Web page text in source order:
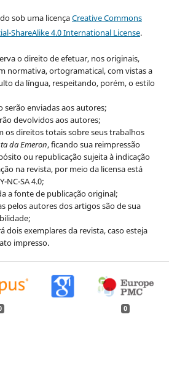
sob uma licençaCreative Commons
ShareAlike 4.0 International License.
o direito de efetuar, nos originais,
normativa, ortogramatical, com vistas a
da língua, respeitando, porém, o estilo
serão enviadas aos autores;
devolvidos aos autores;
os direitos totais sobre seus trabalhos
da Emeron, ficando sua reimpressão
ou republicação sujeita à indicação
na revista, por meio da licensa está
NC-SA 4.0;
a fonte de publicação original;
pelos autores dos artigos são de sua
dois exemplares da revista, caso esteja
impresso.
0